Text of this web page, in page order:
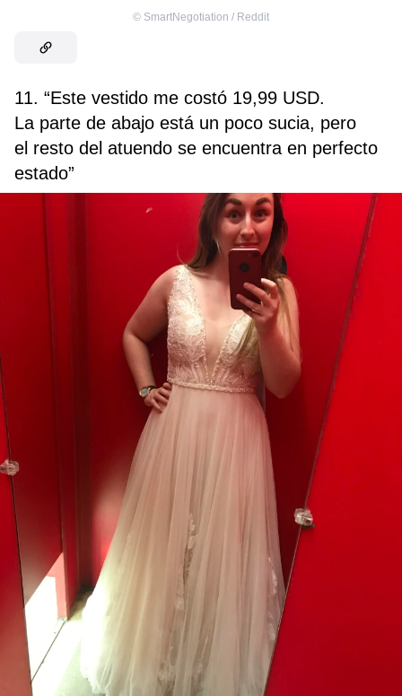
© SmartNegotiation / Reddit
11. “Este vestido me costó 19,99 USD.
La parte de abajo está un poco sucia, pero
el resto del atuendo se encuentra en perfecto
estado”